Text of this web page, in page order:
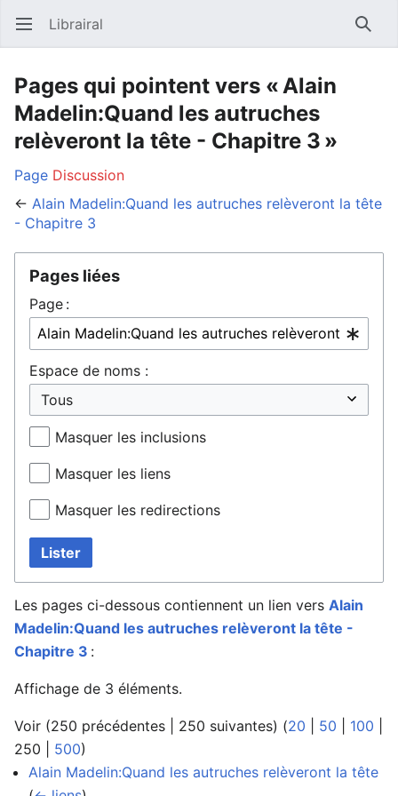
Ouvrir le menu principal Librairal
Pages qui pointent vers « Alain
Madelin:Quand les autruches
relèveront la tête - Chapitre 3 »
Page Discussion
← Alain Madelin:Quand les autruches relèveront la tête
- Chapitre 3
Pages liées
Page :
Espace de noms :
Masquer les inclusions
Masquer les liens
Masquer les redirections
Lister
Les pages ci-dessous contiennent un lien vers Alain
Madelin:Quand les autruches relèveront la tête -
Chapitre 3 :
Affichage de 3 éléments.
Voir (250 précédentes 250 suivantes) (20 50 100
250
500)
Alain Madelin:Quand les autruches relèveront la tête